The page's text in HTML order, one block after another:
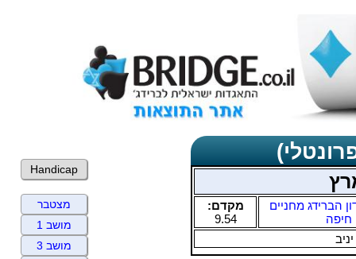
הברידג מחניים
חיפה
מקדם:
9.54
Handicap
מצטבר
מושב 1
מושב 3